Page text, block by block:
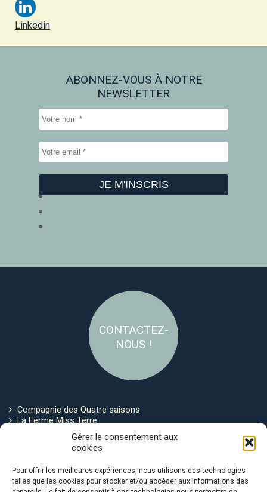
Gérer le consentement aux
cookies
Pour offrir les meilleures expériences, nous utilisons des technologies
telles que les cookies pour stocker et/ou accéder aux informations des
Linkedin
ABONNEZ-VOUS À NOTRE
NEWSLETTER
CONTACTEZ-
NOUS !
Compagnie des Quatre saisons
La Ferme Miss Terre
Politique de cookies